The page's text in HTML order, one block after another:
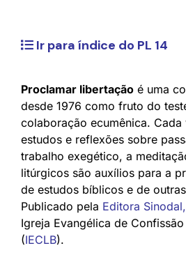
Ir para índice do PL 14
Proclamar libertação é uma
desde 1976 como fruto do
colaboração ecumênica. Cada
estudos e reflexões sobre
trabalho exegético, a
litúrgicos são auxílios para a
de estudos bíblicos e de
Publicado pela Editora Sinodal,
Igreja Evangélica de
(IECLB).